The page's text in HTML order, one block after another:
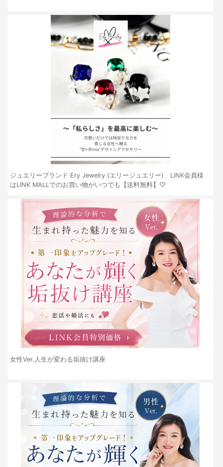
ジュエリーブランド Ery Jewelry (エリージュエリー) LINK会員様
はLINK MALLでのお買い物がいつでも【送料無料】♡
女性Ver.人生が変わる垢抜け講座